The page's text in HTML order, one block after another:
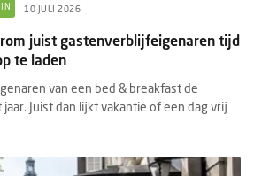
10 JULI 2026
juist gastenverblijfeigenaren tijd
te laden
van een bed & breakfast de
Juist dan lijkt vakantie of een dag vrij